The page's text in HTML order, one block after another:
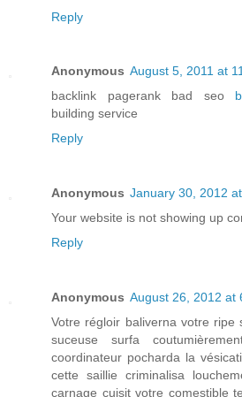
Reply
Anonymous August 5, 2011 at
backlink pagerank bad seo
building service
Reply
Anonymous January 30, 2012
Your website is not showing up
Reply
Anonymous August 26, 2012 at
Votre régloir baliverna votre ripe
suceuse surfa
coordinateur pocharda la
cette saillie criminalisa
carnage cuisit votre comestible